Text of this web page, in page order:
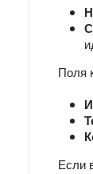
Поля
Если